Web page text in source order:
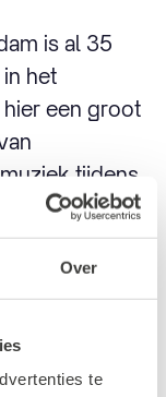
Over
te
is al 35
het
een groot
tijdens
aan het
bent komen
act. Zo is